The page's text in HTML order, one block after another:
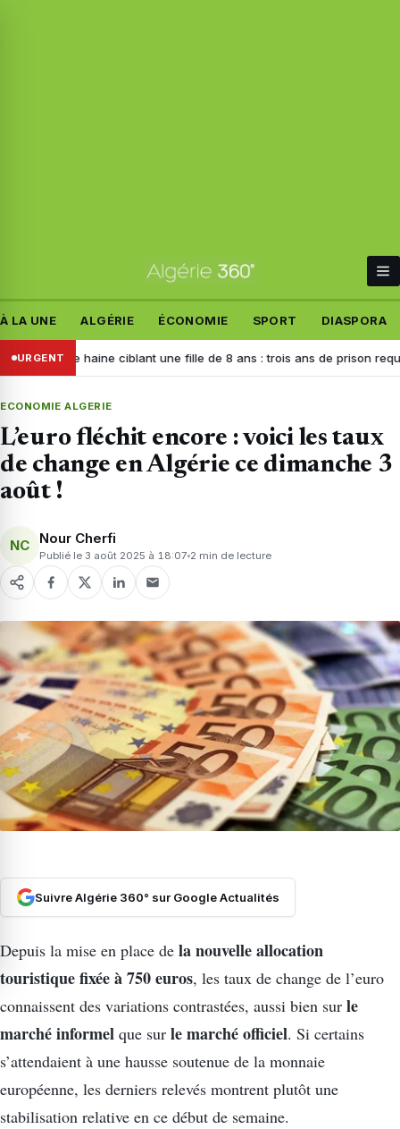
À LA UNE ALGÉRIE ÉCONOMIE SPORT DIASPORA
URGENT
de haine ciblant une fille de 8 ans : trois ans de prison requis contre
ECONOMIE ALGERIE
L’euro fléchit encore : voici les taux
de change en Algérie ce dimanche 3
août !
NC Nour Cherfi
Publié le 3 août 2025 à 18:07 2 min de lecture
Suivre Algérie 360° sur Google Actualités
Depuis la mise en place de la nouvelle allocation
touristique fixée à 750 euros, les taux de change de l’euro
connaissent des variations contrastées, aussi bien sur le
marché informel que sur le marché officiel. Si certains
s’attendaient à une hausse soutenue de la monnaie
européenne, les derniers relevés montrent plutôt une
stabilisation relative en ce début de semaine.